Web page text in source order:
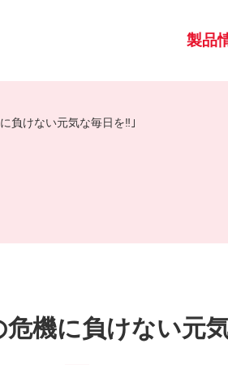
製品
負けない元気な毎日を‼｣
機に負けない元